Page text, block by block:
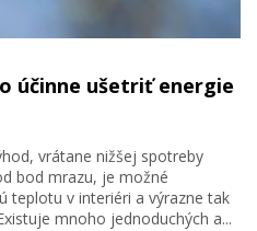
účinne ušetriť energie
vrátane nižšej spotreby
bod mrazu, je možné
teplotu v interiéri a výrazne tak
mnoho jednoduchých a...